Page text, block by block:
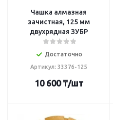
Чашка алмазная
зачистная, 125 мм
двухрядная ЗУБР
Достаточно
Артикул: 33376-125
10 600₸/шт